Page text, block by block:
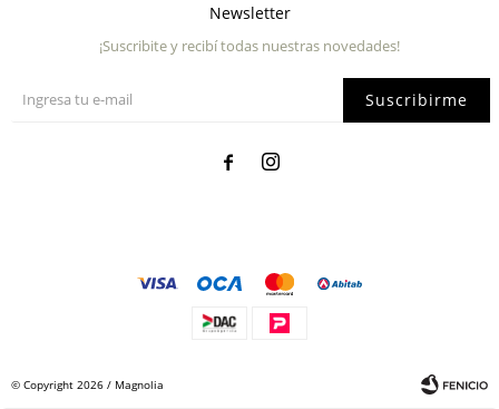
Newsletter
¡Suscribite y recibí todas nuestras novedades!
Suscribirme
 
© Copyright 2026 / Magnolia